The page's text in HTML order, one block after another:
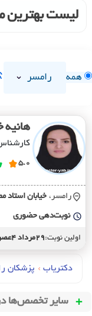
لیست بهترین
همه رامسر
هانیه
5.0
رامسر، خيابان استاد
نوبت‌دهی حضوری
اولین نوبت:29مرداد 4عصر
دکتریاب › پزشکان
سایر تخصص‌ها